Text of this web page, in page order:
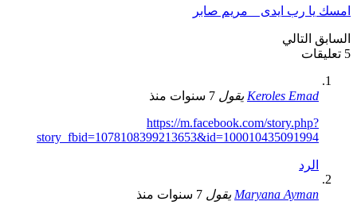
السابق التالي
5 تعليقات
Keroles Emad يقول 7 سنوات منذ
https://m.facebook.com/story.php?
story_fbid=1078108399213653&id=100010435091994
الرد
Maryana Ayman يقول 7 سنوات منذ